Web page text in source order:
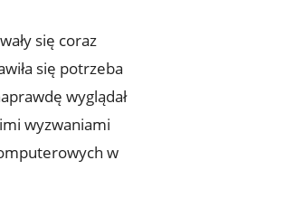
się coraz
się potrzeba
wyglądał
wyzwaniami
w